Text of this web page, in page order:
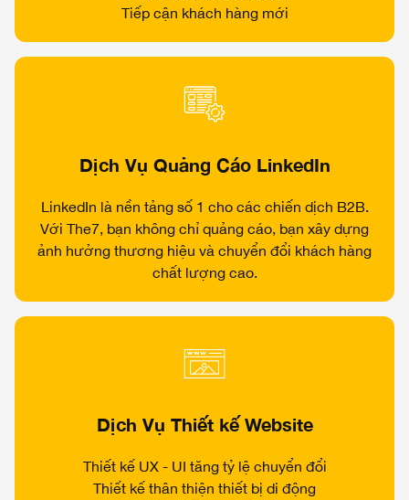
Tiếp cận khách hàng mới
Dịch Vụ Quảng Cáo LinkedIn
LinkedIn là nền tảng số 1 cho các chiến dịch B2B.
Với The7, bạn không chỉ quảng cáo, bạn xây dựng
ảnh hưởng thương hiệu và chuyển đổi khách hàng
chất lượng cao.
Dịch Vụ Thiết kế Website
Thiết kế UX - UI tăng tỷ lệ chuyển đổi
Thiết kế thân thiện thiết bị di động